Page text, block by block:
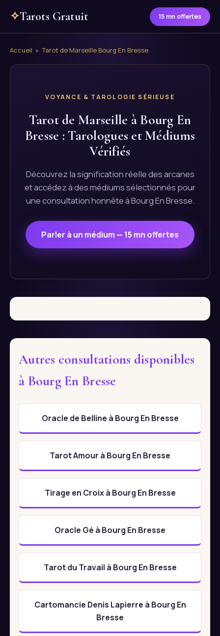
✧Tarots Gratuit 15 mn offertes
Accueil » Tarot de Marseille Bourg En Bresse
VOYANCE & TAROLOGIE SÉRIEUSE
Tarot de Marseille à Bourg En
Bresse : Tarologues et Médiums
Vérifiés
Découvrez la signification réelle des arcanes
et accédez à des médiums sélectionnés pour
une consultation honnête à Bourg En Bresse.
Parler à un médium — 15 mn offertes
Autres consultations disponibles
à Bourg En Bresse
Oracle de Belline à Bourg En Bresse
Tarot Amour à Bourg En Bresse
Tirage en Croix à Bourg En Bresse
Oracle Gé à Bourg En Bresse
Tarot du Travail à Bourg En Bresse
Cartomancie Denis Lapierre à Bourg En
Bresse